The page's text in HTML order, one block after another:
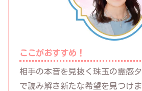
ここがおすすめ！
相手の本音を見抜く珠玉の霊感
で読み解き新たな希望を見つけま